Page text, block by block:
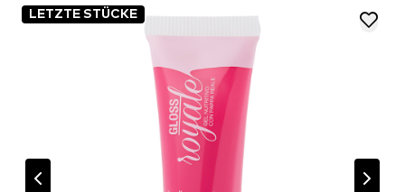
LETZTE STÜCKE